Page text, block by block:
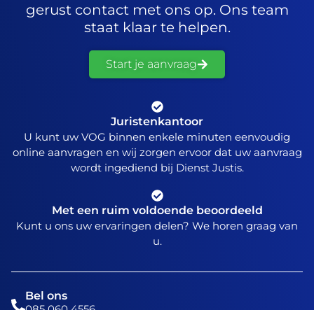
gerust contact met ons op. Ons team
staat klaar te helpen.
Start je aanvraag
Juristenkantoor
U kunt uw VOG binnen enkele minuten eenvoudig
online aanvragen en wij zorgen ervoor dat uw aanvraag
wordt ingediend bij Dienst Justis.
Met een ruim voldoende beoordeeld
Kunt u ons uw ervaringen delen? We horen graag van
u.
Bel ons